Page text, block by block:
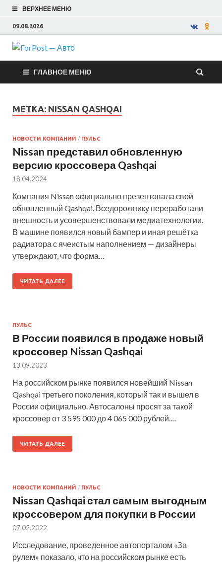
ВЕРХНЕЕ МЕНЮ
09.08.2026
ForPost —
Авто
ГЛАВНОЕ МЕНЮ
МЕТКА: NISSAN QASHQAI
НОВОСТИ КОМПАНИЙ / ПУЛЬС
Nissan представил обновленную
версию кроссовера Qashqai
18.04.2024
Компания Nissan официально презентовала свой
обновленный Qashqai. Вседорожнику переработали
внешность и усовершенствовали медиатехнологии.
В машине появился новый бампер и иная решётка
радиатора с ячеистым наполнением — дизайнеры
утверждают, что форма…
ЧИТАТЬ ДАЛЕЕ
ПУЛЬС
В России появился в продаже новый
кроссовер Nissan Qashqai
13.09.2023
На российском рынке появился новейший Nissan
Qashqai третьего поколения, который так и вышел в
России официально. Автосалоны просят за такой
кроссовер от 3 595 000 до 4 065 000 рублей….
ЧИТАТЬ ДАЛЕЕ
НОВОСТИ КОМПАНИЙ / ПУЛЬС
Nissan Qashqai стал самым выгодным
кроссовером для покупки в России
07.02.2022
Исследование, проведенное автопорталом «За
рулем» показало, что на российском рынке есть